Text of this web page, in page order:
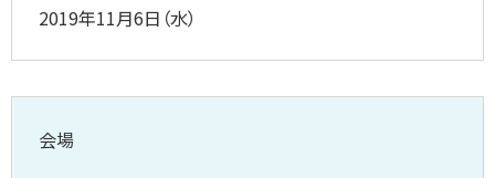
2019年11月6日（水）
会場